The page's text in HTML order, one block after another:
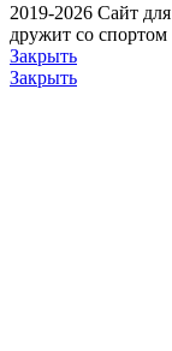
2019-2026 Сайт
дружит со спортом
Закрыть
Закрыть